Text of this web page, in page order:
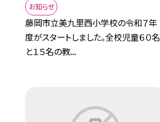
お知らせ
藤岡市立美九里西小学校の令和７年
度がスタートしました。全校児童６０名
と１５名の教...